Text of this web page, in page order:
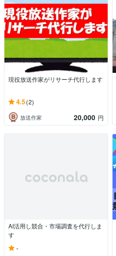
現役放送作家がリサーチ代行します
4.5(2)
放送作家 20,000 円
AI活用し競合・市場調査を代行しま
す
-